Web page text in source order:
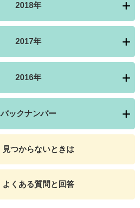
2018年
2017年
2016年
バックナンバー
見つからないときは
よくある質問と回答